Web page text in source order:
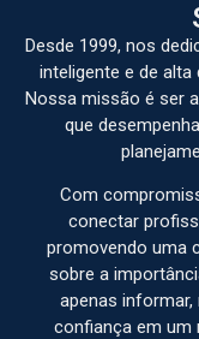
Desde 1999, nos
inteligente e de alta
Nossa missão é ser
que
Com
conectar
promovendo uma
sobre a
apenas
confiança em um